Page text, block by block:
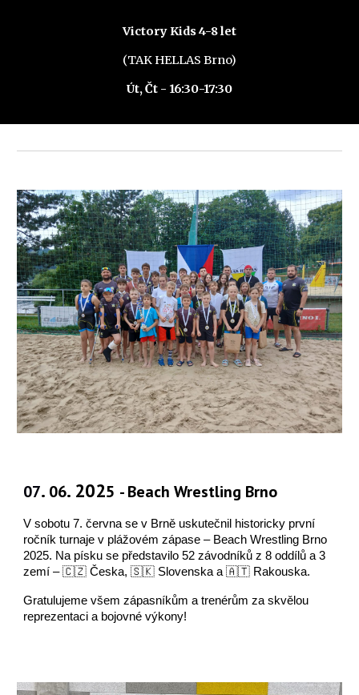
Victory Kids4-8let
(TAK HELLAS Brno)
Út, Čt - 16:30-17:30
07. 06. 2025 -Beach Wrestling Brno
V sobotu 7. června se v Brně uskutečnil historicky první
ročník turnaje v plážovém zápase – Beach Wrestling Brno
2025. Na písku se představilo 52 závodníků z 8 oddílů a 3
zemí– 🇨🇿 Česka, 🇸🇰 Slovenska a 🇦🇹 Rakouska.
Gratulujeme všem zápasníkům a trenérům za skvělou
reprezentaci a bojovné výkony!